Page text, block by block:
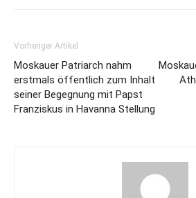
Vorheriger Artikel
Moskauer Patriarch nahm
erstmals öffentlich zum Inhalt
seiner Begegnung mit Papst
Franziskus in Havanna Stellung